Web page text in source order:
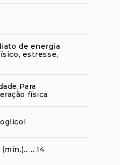
de energia
estresse,
física